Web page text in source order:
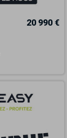
20 990 €